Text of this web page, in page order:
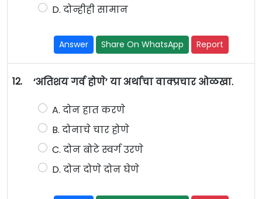
D. दोन्हीही सामान
Answer Share On WhatsApp Report
12. ‘अतिशय गर्व होणे’ या अर्थाचा वाक्प्रचार ओळखा.
A. दोन हात करणे
B. दोनाचे चार होणे
C. दोन बोटे स्वर्ग उरणे
D. दोन दोणे दोन घेणे